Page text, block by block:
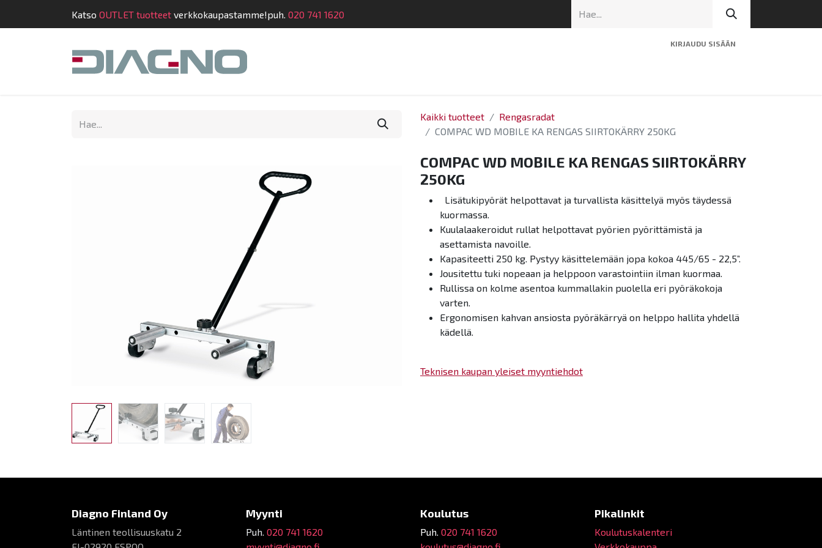
Katso OUTLET tuotteet verkkokaupastamme!puh. 020 741 1620
KIRJAUDU SISÄÄN
Kauppa Suunnittelu
Kaikki tuotteet
Rengasradat
COMPAC WD MOBILE KA RENGAS SIIRTOKÄRRY 250KG
COMPAC WD MOBILE KA RENGAS SIIRTOKÄRRY
250KG
Lisätukipyörät helpottavat ja turvallista käsittelyä myös täydessä
kuormassa.
Kuulalaakeroidut rullat helpottavat pyörien pyörittämistä ja
asettamista navoille.
Kapasiteetti 250 kg. Pystyy käsittelemään jopa kokoa 445/65 - 22,5”.
Jousitettu tuki nopeaan ja helppoon varastointiin ilman kuormaa.
Rullissa on kolme asentoa kummallakin puolella eri pyöräkokoja
varten.
Ergonomisen kahvan ansiosta pyöräkärryä on helppo hallita yhdellä
kädellä.
Teknisen kaupan yleiset myyntiehdot
Diagno Finland Oy
Läntinen teollisuuskatu 2
Myynti
Puh. 020 741 1620
Koulutus
Puh. 020 741 1620
Pikalinkit
Koulutuskalenteri